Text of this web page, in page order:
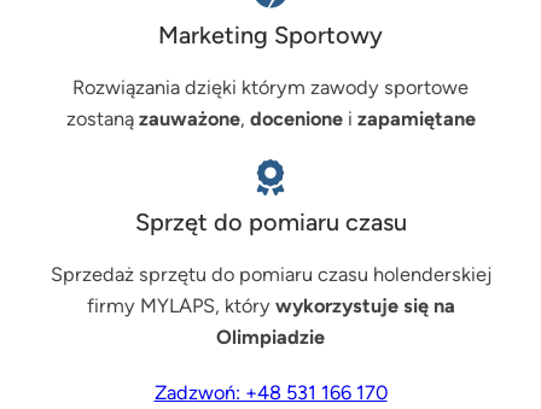
Marketing Sportowy
Rozwiązania dzięki którym zawody sportowe
zostaną zauważone, docenionei zapamiętane
Sprzęt do pomiaru czasu
Sprzedaż sprzętu do pomiaru czasu holenderskiej
firmy MYLAPS, który wykorzystuje się na
Olimpiadzie
Zadzwoń: +48 531 166 170